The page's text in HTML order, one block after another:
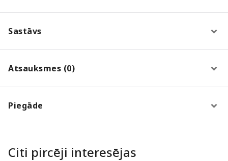
Sastāvs
Atsauksmes (0)
Piegāde
Citi pircēji interesējas